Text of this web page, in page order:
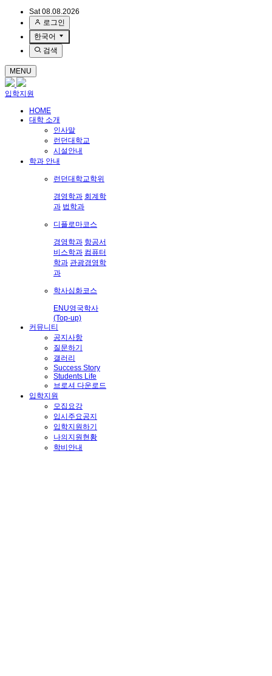
Sat 08.08.2026
로그인
한국어
검색
MENU
입학지원
HOME
대학 소개
인사말
런던대학교
시설안내
학과 안내
런던대학교학위
경영학과 회계학
과 법학과
디플로마코스
경영학과 항공서
비스학과 컴퓨터
학과 관광경영학
과
학사심화코스
ENU영국학사
(Top-up)
커뮤니티
공지사항
질문하기
갤러리
Success Story
Students Life
브로셔 다운로드
입학지원
모집요강
입시주요공지
입학지원하기
나의지원현황
학비안내